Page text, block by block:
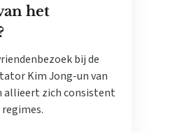
het
bij de
Kim Jong-un van
allieert zich consistent